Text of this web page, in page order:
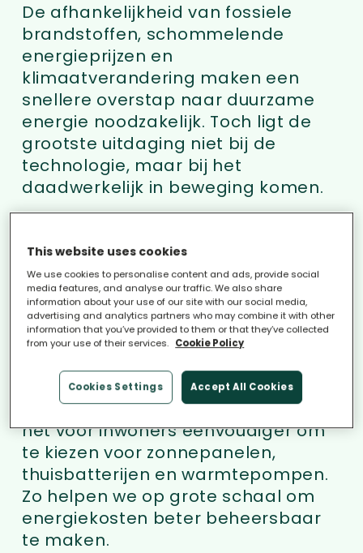
De afhankelijkheid van fossiele
brandstoffen, schommelende
energieprijzen en
klimaatverandering maken een
snellere overstap naar duurzame
energie noodzakelijk. Toch ligt de
grootste uitdaging niet bij de
technologie, maar bij het
daadwerkelijk in beweging komen.
regionale overheden en
consumentenorganisaties en
neemt het uitvoerende werk uit
handen. We zorgen dat drempels
verdwijnen en dat plannen ook echt
worden gerealiseerd. Met onze
collectieve inkoopcampagnes,
begeleid door experts, maken we
het voor inwoners eenvoudiger om
te kiezen voor zonnepanelen,
thuisbatterijen en warmtepompen.
Zo helpen we op grote schaal om
energiekosten beter beheersbaar
te maken.
This website uses cookies
We use cookies to personalise content and ads, provide social
media features, and analyse our traffic. We also share
information about your use of our site with our social media,
advertising and analytics partners who may combine it with other
information that you’ve provided to them or that they’ve collected
from your use of their services. Cookie Policy
Cookies Settings Accept All Cookies